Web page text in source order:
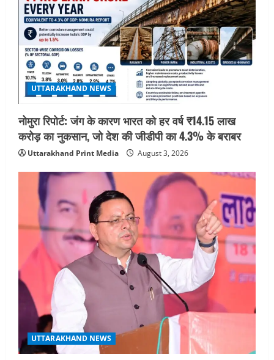
August 2, 2026
3
UTTARAKHAND NEWS
मुख्यमंत्री पुष्कर धामी ने सुनीं जनसमस्याएं,
अधिकारियों को त्वरित समाधान के दिए निर्देश
August 1, 2026
4
UTTARAKHAND NEWS
की जांच कर विस्तृत रिपोर्ट प्रस्तुत करने के
डीएम ने दिए निर्देश
July 31, 2026
5
UTTARAKHAND NEWS
ब्रेकिंग न्यूज़ देहरादून में मतदाता सूची पुनरीक्षण
तेज, 5.47 लाख मतदाताओं को नोटिस,
July 30, 2026
UTTARAKHAND NEWS
नोमुरा रिपोर्ट: जंग के कारण भारत को हर वर्ष ₹14.15 लाख
करोड़ का नुकसान, जो देश की जीडीपी का 4.3% के बराबर
Uttarakhand Print Media August 3, 2026
UTTARAKHAND NEWS